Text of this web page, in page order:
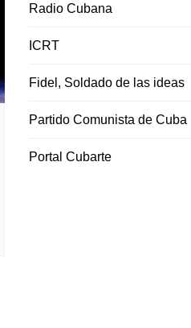
Radio Cubana
ICRT
Fidel, Soldado de las ideas
Partido Comunista de Cuba
Portal Cubarte